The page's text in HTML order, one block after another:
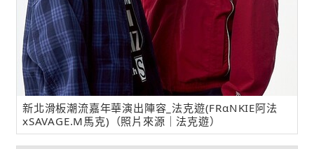
新北滑板潮流嘉年華演出陣容_法克遊(FRαNKIE阿法
xSAVAGE.M馬克)（照片來源｜法克遊）